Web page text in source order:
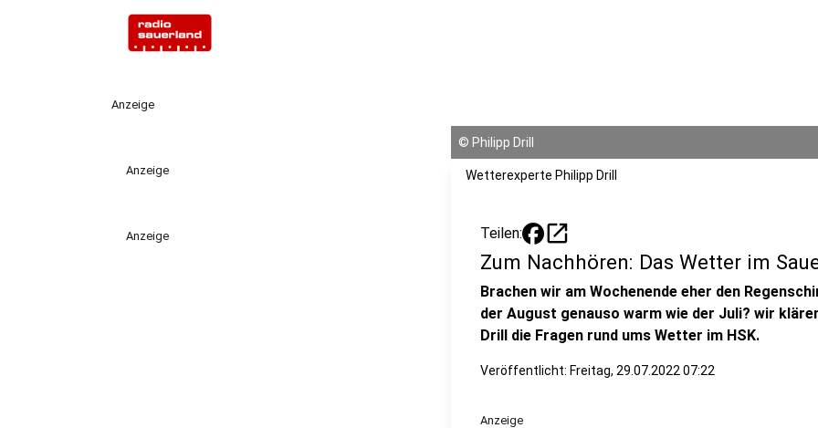
Anzeige
Anzeige
Anzeige
© Philipp Drill
Wetterexperte Philipp Drill
Teilen: open_in_new
Zum Nachhören: Das Wetter im
Brachen wir am Wochenende eher den
der August genauso warm wie der Juli? wir
Drill die Fragen rund ums Wetter im HSK.
Veröffentlicht: Freitag, 29.07.2022 07:22
Anzeige